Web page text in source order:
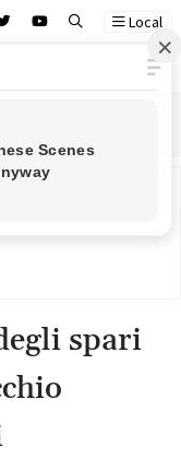
Local
del Vecchio
spari